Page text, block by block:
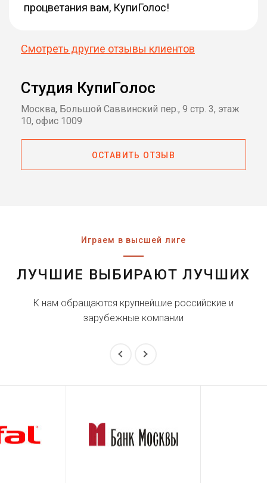
процветания вам, КупиГолос!
Смотреть другие отзывы клиентов
Студия КупиГолос
Москва, Большой Саввинский пер., 9 стр. 3, этаж
10, офис 1009
ОСТАВИТЬ ОТЗЫВ
Играем в высшей лиге
ЛУЧШИЕ ВЫБИРАЮТ ЛУЧШИХ
К нам обращаются крупнейшие российские и
зарубежные компании